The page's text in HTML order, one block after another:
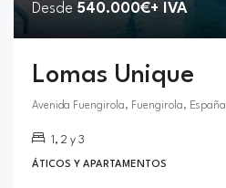
Desde 540.000€+ IVA
Lomas Unique
Avenida Fuengirola, Fuengirola, España
1, 2 y 3
ÁTICOS Y APARTAMENTOS